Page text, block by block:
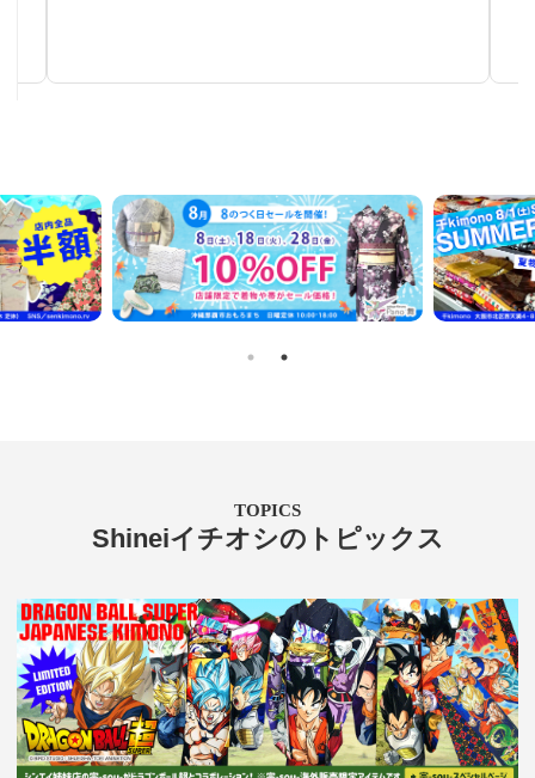
TOPICS
Shineiイチオシのトピックス